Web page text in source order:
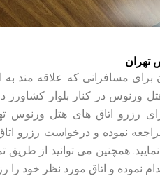
تهران
مسافرانی که علاقه مند به
ورنوس در کنار بلوار کشاورز
رزرو اتاق های هتل ورنوس
نموده و درخواست رزرو اتاق
همچنین می توانید از طریق
نموده و اتاق مورد نظر خود را